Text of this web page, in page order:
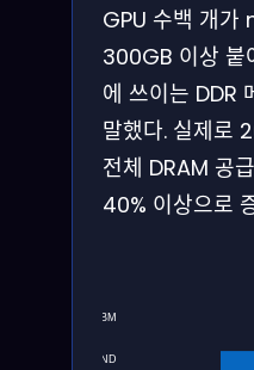
GPU 수백 개가
300GB 이상 붙
에 쓰이는 DDR
말했다. 실제로
전체 DRAM 공
40% 이상으로
NAND
HBM